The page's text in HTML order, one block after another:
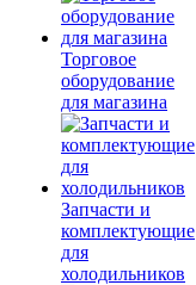
Торговое
оборудование
для магазина
Запчасти и
комплектующие
для
холодильников